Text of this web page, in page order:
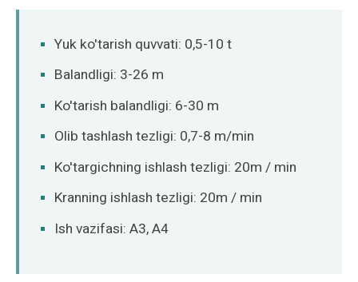
Yuk ko'tarish quvvati: 0,5-10 t
Balandligi: 3-26 m
Ko'tarish balandligi: 6-30 m
Olib tashlash tezligi: 0,7-8 m/min
Ko'targichning ishlash tezligi: 20m / min
Kranning ishlash tezligi: 20m / min
Ish vazifasi: A3, A4
Norsk